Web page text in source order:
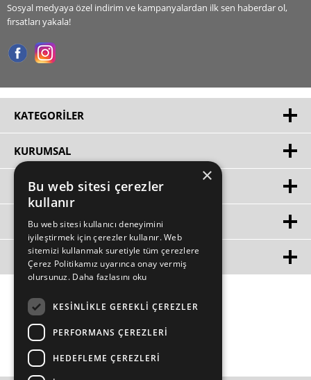
Sosyal medyaya özel indirim ve kampanyalardan ilk sen haberdar ol,
fırsatları yakala!
KATEGORILER
KURUMSAL
HIZLI ERIŞIM
ÜYE
MÜŞTERİ HİZMETLERİ
×
Bu web sitesi çerezler
kullanır
Bu web sitesi kullanıcı deneyimini
iyileştirmek için çerezler kullanır. Web
sitemizi kullanmak suretiyle tüm çerezlere
Çerez Politikamız uyarınca onay vermiş
olursunuz. Daha fazlasını oku
KESINLIKLE GEREKLI ÇEREZLER
PERFORMANS ÇEREZLERI
HEDEFLEME ÇEREZLERI